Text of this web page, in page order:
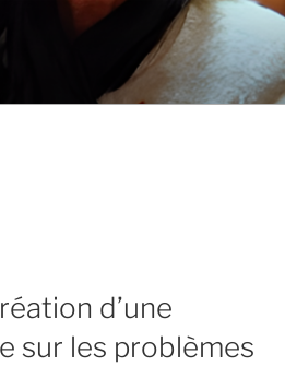
d’une
sur les problèmes